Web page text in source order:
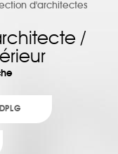
d'architectes
/
DPLG